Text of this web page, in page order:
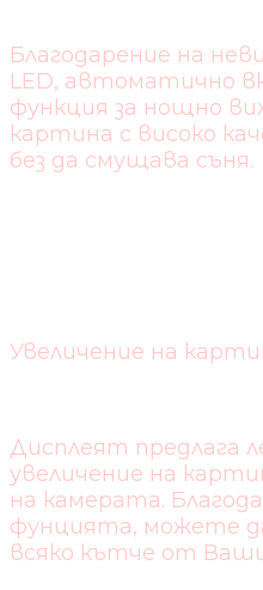
Благодарение на
LED, автоматично
функция за нощно
картина с високо
без да смущава съня.
Увеличение на
Дисплеят предлага
увеличение на
на камерата.
фунцията, можете
всяко кътче от